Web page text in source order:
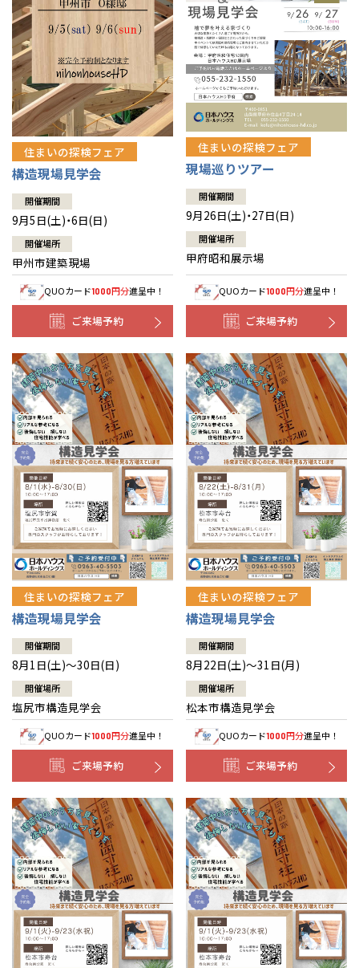
住まいの探検フェア
構造現場見学会
開催期間
9月5日(土)・6日(日)
開催場所
甲州市建築現場
QUOカード1000円分進呈中！
ご来場予約
住まいの探検フェア
現場巡りツアー
開催期間
9月26日(土)・27日(日)
開催場所
甲府昭和展示場
QUOカード1000円分進呈中！
ご来場予約
住まいの探検フェア
構造現場見学会
開催期間
8月1日(土)～30日(日)
開催場所
塩尻市構造見学会
QUOカード1000円分進呈中！
ご来場予約
住まいの探検フェア
構造現場見学会
開催期間
8月22日(土)～31日(月)
開催場所
松本市構造見学会
QUOカード1000円分進呈中！
ご来場予約